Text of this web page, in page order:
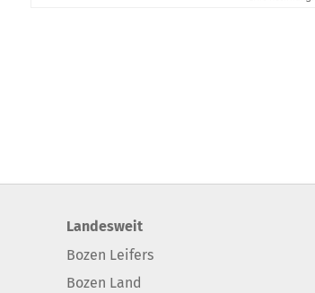
Landesweit
Bozen Leifers
Bozen Land